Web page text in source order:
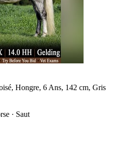
Hongre, 6 Ans, 142 cm, Gris
· Saut